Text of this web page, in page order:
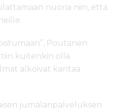
nuoria niin, että
Poutanen
kuitenkin olla
alkoivat kantaa
jumalanpalveluksen